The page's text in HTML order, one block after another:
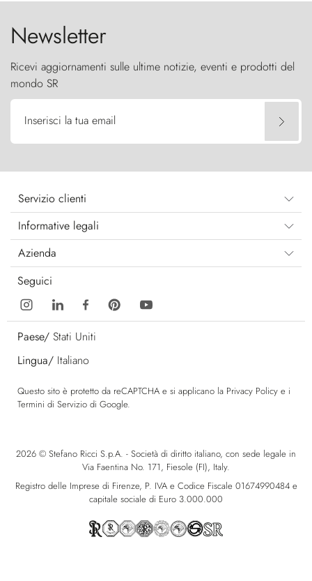
Newsletter
Ricevi aggiornamenti sulle ultime notizie, eventi e prodotti del
mondo SR
Inserisci la tua email
Servizio clienti
Informative legali
Azienda
Seguici
Paese/ Stati Uniti
Lingua/ Italiano
Questo sito è protetto da reCAPTCHA e si applicano la Privacy Policy e i
Termini di Servizio di Google.
2026 © Stefano Ricci S.p.A. - Società di diritto italiano, con sede legale in
Via Faentina No. 171, Fiesole (FI), Italy.
Registro delle Imprese di Firenze, P. IVA e Codice Fiscale 01674990484 e
capitale sociale di Euro 3.000.000